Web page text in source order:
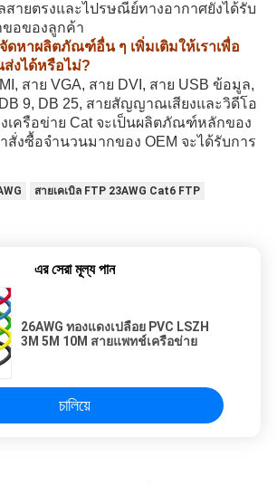
สายตรงและไปรษณีย์ทางอากาศยังได้รับ
อของลูกค้า
หาผลิตภัณฑ์อื่น ๆ เพิ่มเติมให้เราเพื่อ
งได้หรือไม่?
สาย VGA, สาย DVI, สาย USB ข้อมูล,
9, DB 25, สายสัญญาณเสียงและวิดีโอ
เครือข่าย Cat จะเป็นผลิตภัณฑ์หลักของ
สั่งซื้อจำนวนมากของ OEM จะได้รับการ
สายเคเบิล FTP 23AWG Cat6 FTP
এর সেরা মূল্য পান
26AWG ทองแดงเปลือย PVC LSZH
3M 5M 10M สายแพทช์เครือข่าย
চালিয়ে